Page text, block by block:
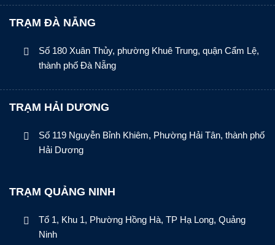
TRẠM ĐÀ NẴNG
Số 180 Xuân Thủy, phường Khuê Trung, quận Cẩm Lệ,
thành phố Đà Nẵng
TRẠM HẢI DƯƠNG
Số 119 Nguyễn Bỉnh Khiêm, Phường Hải Tân, thành phố
Hải Dương
TRẠM QUẢNG NINH
Tổ 1, Khu 1, Phường Hồng Hà, TP Hạ Long, Quảng
Ninh